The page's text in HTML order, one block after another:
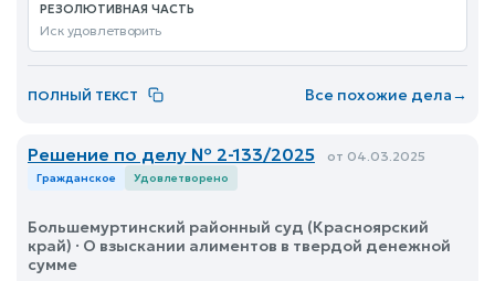
РЕЗОЛЮТИВНАЯ ЧАСТЬ
Иск удовлетворить
ПОЛНЫЙ ТЕКСТ Все похожие дела→
Решение по делу № 2-133/2025 от 04.03.2025
Гражданское Удовлетворено
Большемуртинский районный суд (Красноярский
край) · О взыскании алиментов в твердой денежной
сумме